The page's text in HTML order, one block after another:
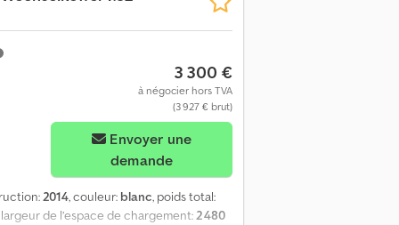
3 300 €
à négocier hors TVA
(3 927 € brut)
demande
2014, couleur: blanc, poids total:
largeur de l’espace de chargement:2 480